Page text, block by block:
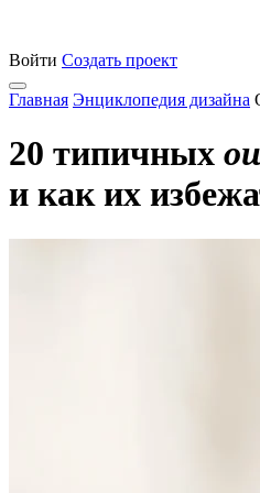
Войти Создать проект
Главная Энциклопедия дизайна
20 типичных
и как их